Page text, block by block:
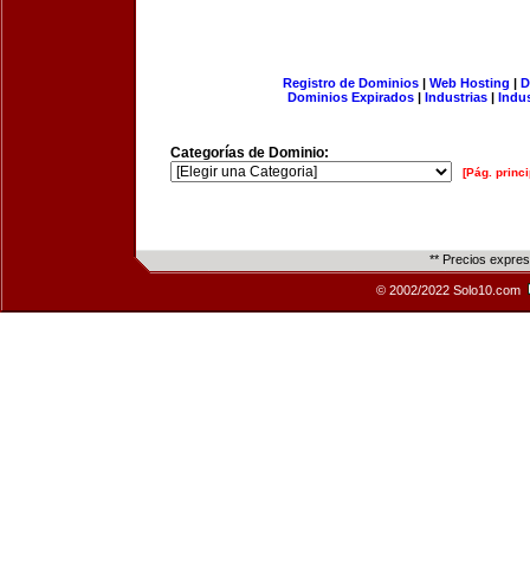
Registro de Dominios| Web Hosting |
Dominios Expirados | Industrias |
Categorías de Dominio:
[Pág.
** Precios
© 2002/2022 Solo10.com